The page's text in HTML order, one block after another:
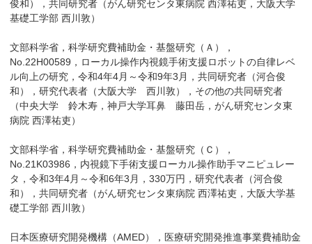
俊和），共同研究者（がん研究センタ東病院 西澤祐吏，大阪大学
基礎工学部 西川敦）
文部科学省，科学研究費補助金・基盤研究（Ａ），
No.22H00589，ローカル操作内視鏡手術支援ロボットの自律レベ
ル向上の研究，令和4年4月～令和9年3月，共同研究者（河合俊
和），研究代表者（大阪大学 西川敦），その他の共同研究者
（中央大学 鈴木寿，神戸大学耳鼻 藤田岳，がん研究センタ東
病院 西澤祐吏）
文部科学省，科学研究費補助金・基盤研究（Ｃ），
No.21K03986，内視鏡下手術支援ローカル操作助手マニピュレー
タ，令和3年4月～令和6年3月，330万円，研究代表者（河合俊
和），共同研究者（がん研究センタ東病院 西澤祐吏，大阪大学基
礎工学部 西川敦）
日本医療研究開発機構（AMED），医療研究開発推進事業費補助金